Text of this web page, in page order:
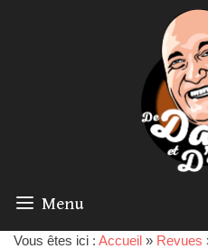
Menu
Vous êtes ici : Accueil » Revues